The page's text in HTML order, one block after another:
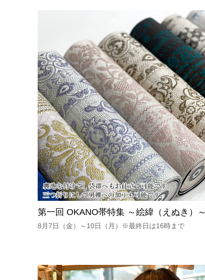
第一回 OKANO帯特集 ～絵緯（えぬき）～
8月7日（金）～10日（月）※最終日は16時まで